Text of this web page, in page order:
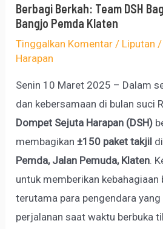
Berbagi Berkah: Team DSH
Bangjo Pemda Klaten
Tinggalkan Komentar / Liputan /
Harapan
Senin 10 Maret 2025 – Dalam
dan kebersamaan di bulan suci
Dompet Sejuta Harapan (DSH)
membagikan±150 paket takjil
Pemda, Jalan Pemuda, Klaten.
untuk memberikan kebahagiaan
terutama para pengendara
perjalanan saat waktu berbuka